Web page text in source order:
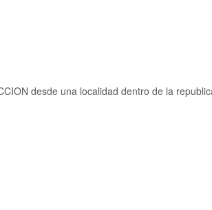
desde una localidad dentro de la